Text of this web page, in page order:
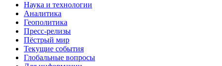
Наука и технологии
Аналитика
Геополитика
Пресс-релизы
Пёстрый мир
Текущие события
Глобальные вопросы